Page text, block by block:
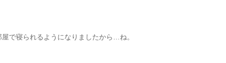
で寝られるようになりましたから…ね。